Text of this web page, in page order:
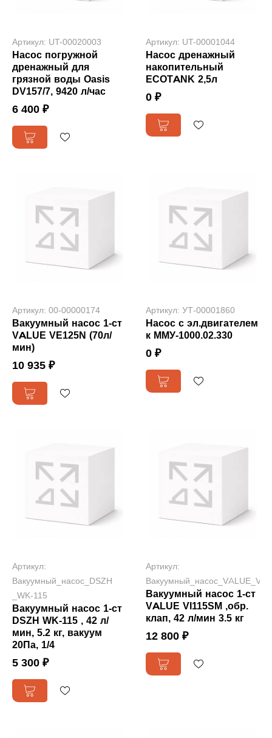
Артикул: UT-00020003
Насос погружной
дренажный для
грязной воды Oasis
DV157/7, 9420 л/час
6 400 ₽
Артикул: UT-00001044
Насос дренажный
накопительный
ECOTANK 2,5л
0 ₽
Артикул: 00-00000174
Вакуумный насос 1-ст
VALUE VE125N (70л/
мин)
10 935 ₽
Артикул: УТ-00001860
Насос с эл.двигателем
к ММУ-1000.02.330
0 ₽
Артикул:
Вакуумный_насос_DSZH
_WK-115
Вакуумный насос 1-ст
DSZH WK-115 , 42 л/
мин, 5.2 кг, вакуум
20Па, 1/4
5 300 ₽
Артикул:
Вакуумный насос 1-ст
VALUE VI115SM ,обр.
клап, 42 л/мин 3.5 кг
12 800 ₽